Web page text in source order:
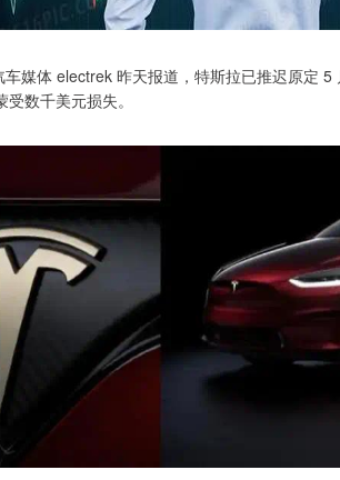
媒体 electrek 昨天报道，特斯拉已推迟原定
数千美元损失。